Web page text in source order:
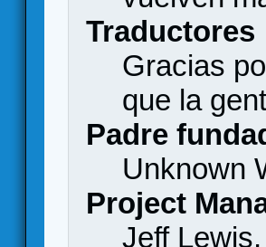
Traductores
Gracias
que la
Padre
Unknown
Project
Jeff